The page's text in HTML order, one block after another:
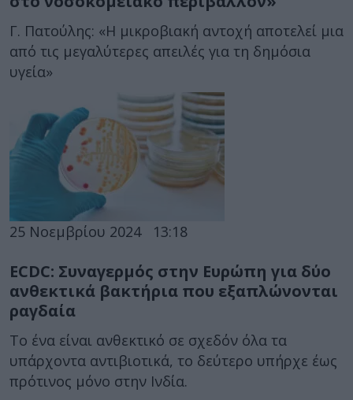
Γ. Πατούλης: «Η μικροβιακή αντοχή αποτελεί μια
από τις μεγαλύτερες απειλές για τη δημόσια
υγεία»
25 Νοεμβρίου 2024 13:18
ECDC: Συναγερμός στην Ευρώπη για δύο
ανθεκτικά βακτήρια που εξαπλώνονται
ραγδαία
Το ένα είναι ανθεκτικό σε σχεδόν όλα τα
υπάρχοντα αντιβιοτικά, το δεύτερο υπήρχε έως
πρότινος μόνο στην Ινδία.